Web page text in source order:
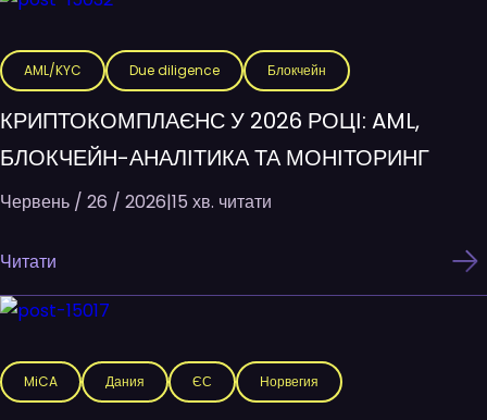
AML/KYC Due diligence Блокчейн
КРИПТОКОМПЛАЄНС У 2026 РОЦІ: AML,
БЛОКЧЕЙН-АНАЛІТИКА ТА МОНІТОРИНГ
Червень / 26 / 2026|15 хв. читати
Читати
MiCA Дания ЄС Норвегия